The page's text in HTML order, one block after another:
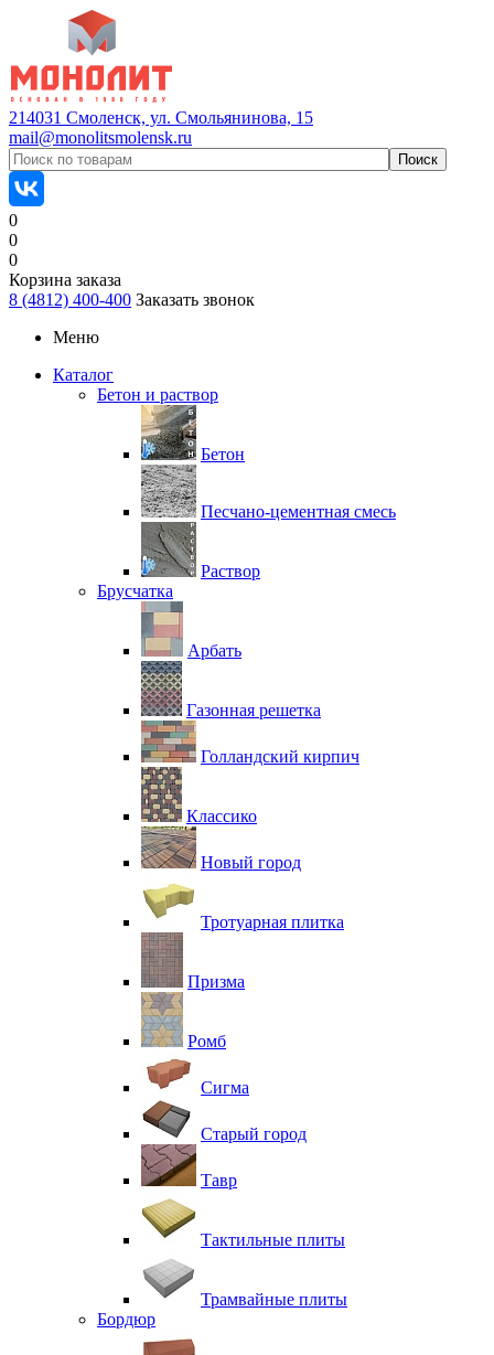
214031 Смоленск, ул. Смольянинова, 15
mail@monolitsmolensk.ru
0
0
0
Корзина заказа
8 (4812) 400-400 Заказать звонок
Меню
Каталог
Бетон и раствор
Бетон
Песчано-цементная смесь
Раствор
Брусчатка
Арбать
Газонная решетка
Голландский кирпич
Классико
Новый город
Тротуарная плитка
Призма
Ромб
Сигма
Старый город
Тавр
Тактильные плиты
Трамвайные плиты
Бордюр